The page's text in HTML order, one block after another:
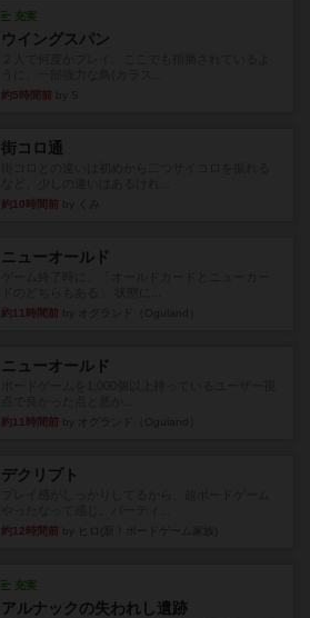
充実
ウイングスパン
約5時間前
街コロ通
約10時間前
ニューオールド
約11時間前
ニューオールド
約11時間前
デクリプト
約12時間前
充実
アルナックの失われし遺跡